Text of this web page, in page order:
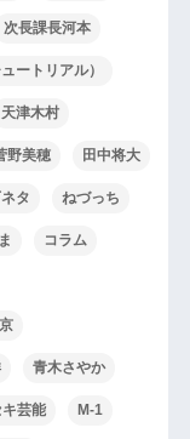
次長課長河本
ートリアル）
天津木村
野美穂 田中将大
タ ねづっち
コラム
青木さやか
キ芸能 M-1